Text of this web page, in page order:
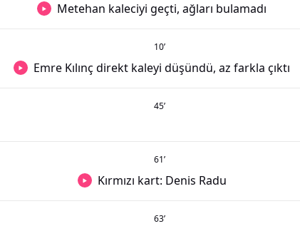
Metehan kaleciyi geçti, ağları bulamadı
10’
Emre Kılınç direkt kaleyi düşündü, az farkla çıktı
45’
61’
Kırmızı kart: Denis Radu
63’